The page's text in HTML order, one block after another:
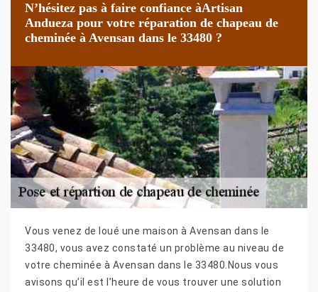
N’hésitez pas à faire confiance àArtisan
Andueza pour votre réparation de chapeau de
cheminée à Avensan dans le 33480 ?
Vous venez de loué une maison à Avensan dans le
33480, vous avez constaté un problème au niveau de
votre cheminée à Avensan dans le 33480.Nous vous
avisons qu’il est l’heure de vous trouver une solution